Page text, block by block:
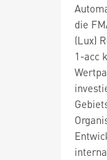
die
(Lux)
1-acc